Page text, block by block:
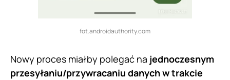
fot.androidauthority.com
Nowy proces miałby polegać na jednoczesnym
przesyłaniu/przywracaniu danych w trakcie